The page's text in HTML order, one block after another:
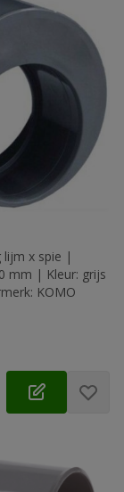
lijm x spie |
mm | Kleur: grijs
KOMO